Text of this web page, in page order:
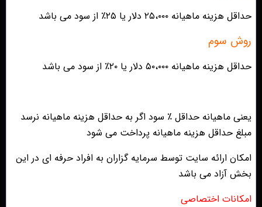
حداقل هزینه ماهیانه ۲۵،۰۰۰ دلار یا ۲۵٪ از سود می باشد
روش سوم
حداقل هزینه ماهیانه ۵۰،۰۰۰ دلار یا ۲۰٪ از سود می باشد
یعنی ماهیانه حداقل ٪ سود اگر به حداقل هزینه ماهیانه نرسد
مبلغ حداقل هزینه ماهیانه پرداخت می شود
امکان ارائه سایت توسط سرمایه گزاران به افراد حرفه ای در این
بخش آزاد می باشد
امکانات اختصاصی